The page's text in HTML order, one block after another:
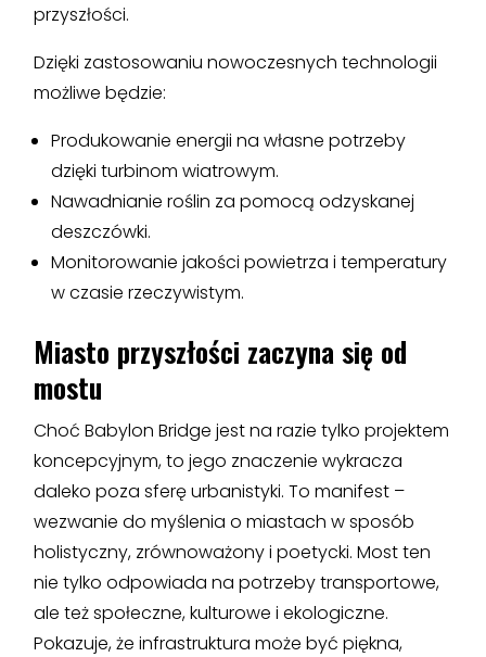
przyszłości.
Dzięki zastosowaniu nowoczesnych technologii
możliwe będzie:
Produkowanie energii na własne potrzeby
dzięki turbinom wiatrowym.
Nawadnianie roślin za pomocą odzyskanej
deszczówki.
Monitorowanie jakości powietrza i temperatury
w czasie rzeczywistym.
Miasto przyszłości zaczyna się od
mostu
Choć Babylon Bridge jest na razie tylko projektem
koncepcyjnym, to jego znaczenie wykracza
daleko poza sferę urbanistyki. To manifest –
wezwanie do myślenia o miastach w sposób
holistyczny, zrównoważony i poetycki. Most ten
nie tylko odpowiada na potrzeby transportowe,
ale też społeczne, kulturowe i ekologiczne.
Pokazuje, że infrastruktura może być piękna,